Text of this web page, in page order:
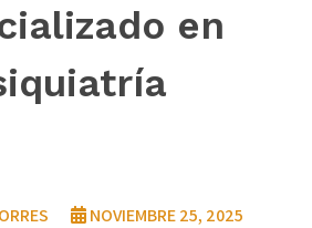
en
NOVIEMBRE 25, 2025